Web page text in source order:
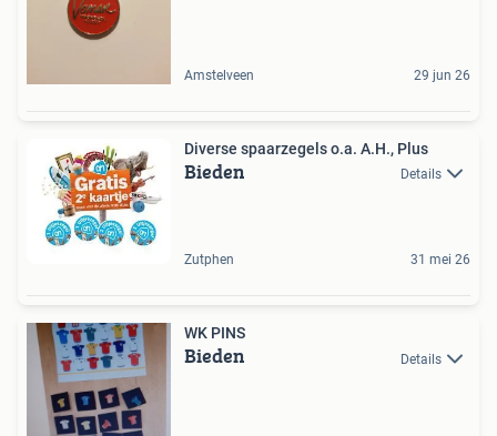
Amstelveen 29 jun 26
Diverse spaarzegels o.a. A.H., Plus
Bieden Details
Zutphen 31 mei 26
WK PINS
Bieden Details